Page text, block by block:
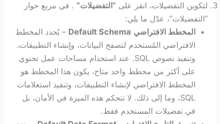
لتكوين التفضيلات، انقر على“التفضيلات” . في مربع حوار
“التفضيلات”، عدّل ما يلي:
المخطط الافتراضي Default Schema – يُحدد المخطط
الافتراضي المُستخدم لتصفح البيانات، وإنشاء التطبيقات،
وتنفيذ نصوص SQL. عند استخدام مساحات عمل تحتوي
على أكثر من مخطط واحد متاح، يكون هذا المخطط هو
المخطط الافتراضي لإنشاء التطبيقات، وتنفيذ استعلامات
SQL، وما إلى ذلك. لا تتحكم هذه الميزة في الأمان، بل
في تفضيلات المستخدم فقط.